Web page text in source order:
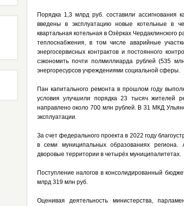
Порядка 1,3 млрд руб. составили
введены в эксплуатацию новые котельные в
квартальная котельная в Озёрках Чердаклинского
теплоснабжения, в том числе аварийные
энергосервисных контрактов и постоянного
сэкономить почти полмиллиарда рублей (535
энергоресурсов учреждениями социальной сферы.
Пан капитального ремонта в прошлом году
условия улучшили порядка 23 тысяч жителей
направлено около 700 млн рублей. В 31 МКД
эксплуатации.
За счет федерального проекта в 2022 году
в семи муниципальных образованиях региона.
дворовые территории в четырёх муниципалитетах.
Поступление налогов в консолидированный
млрд 319 млн руб.
Оценивая деятельность министерства,